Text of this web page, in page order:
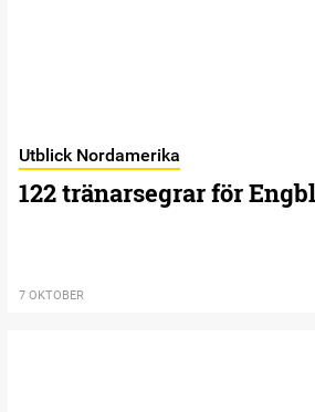
Utblick Nordamerika
122 tränarsegrar för
7 OKTOBER